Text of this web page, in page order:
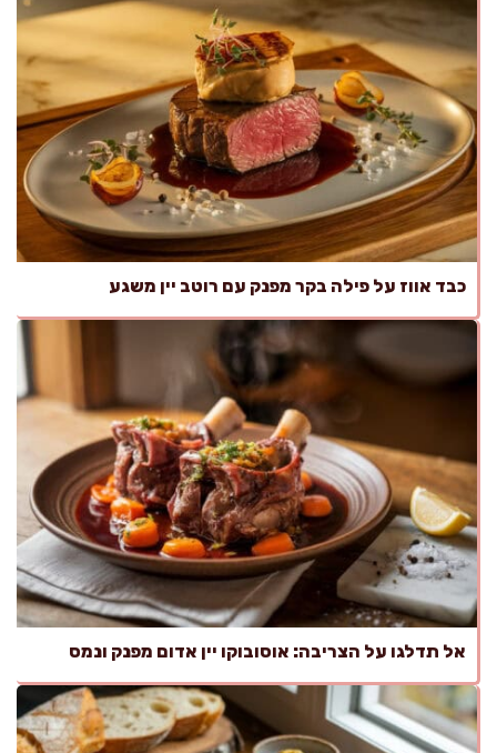
כבד אווז על פילה בקר מפנק עם רוטב יין משגע
אל תדלגו על הצריבה: אוסובוקו יין אדום מפנק ונמס